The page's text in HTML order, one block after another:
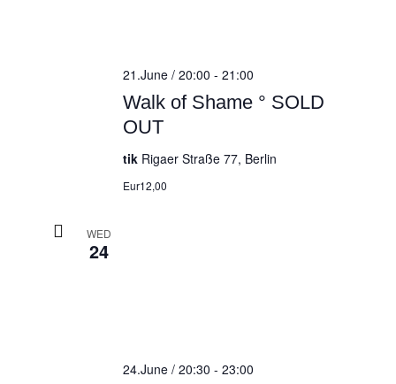
Walk of Shame ° SOLD
OUT
21.June / 20:00 - 21:00
tik Rigaer Straße 77, Berlin
Eur12,00
WED
24
24.June / 20:30 - 23:00